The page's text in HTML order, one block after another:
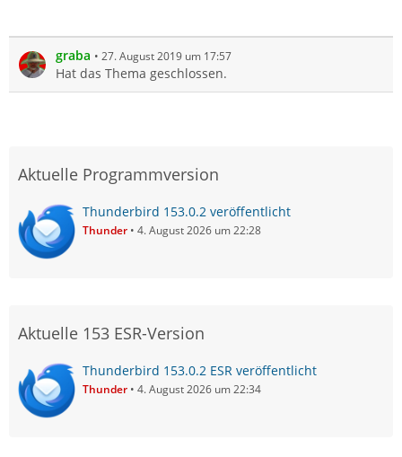
graba 27. August 2019 um 17:57
Hat das Thema geschlossen.
Aktuelle Programmversion
Thunderbird 153.0.2 veröffentlicht
Thunder 4. August 2026 um 22:28
Aktuelle 153 ESR-Version
Thunderbird 153.0.2 ESR veröffentlicht
Thunder 4. August 2026 um 22:34